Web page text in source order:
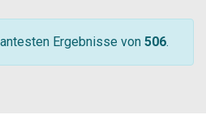
Ergebnisse von 506.